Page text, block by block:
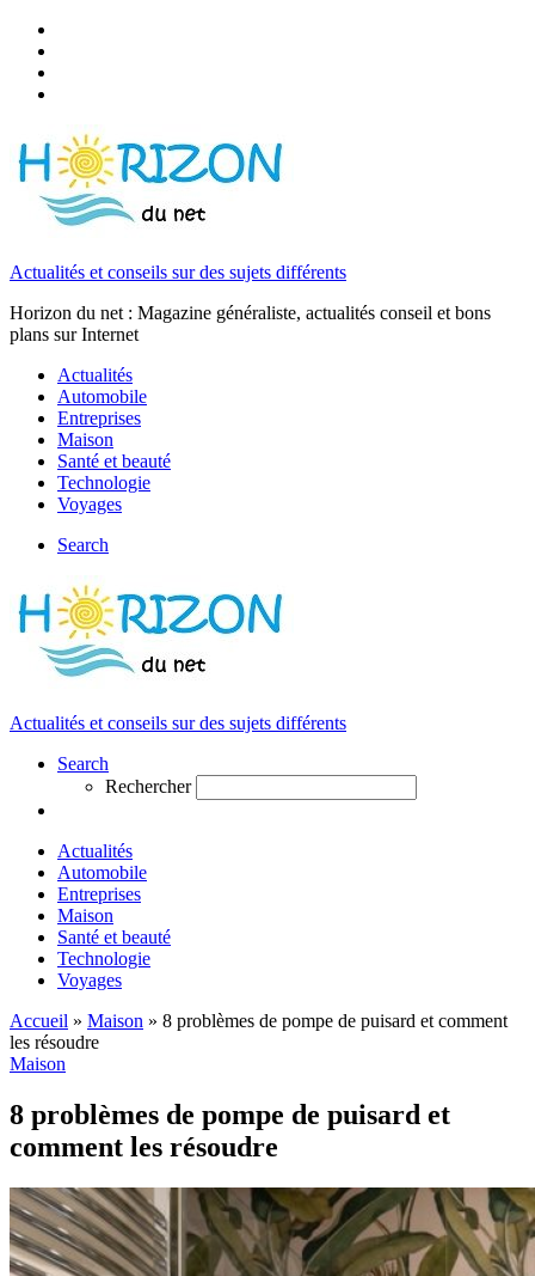
Actualités et conseils sur des sujets différents
Horizon du net : Magazine généraliste, actualités conseil et bons
plans sur Internet
Actualités
Automobile
Entreprises
Maison
Santé et beauté
Technologie
Voyages
Search
Actualités et conseils sur des sujets différents
Search
Rechercher
Actualités
Automobile
Entreprises
Maison
Santé et beauté
Technologie
Voyages
Accueil » Maison » 8 problèmes de pompe de puisard et comment
les résoudre
Maison
8 problèmes de pompe de puisard et
comment les résoudre